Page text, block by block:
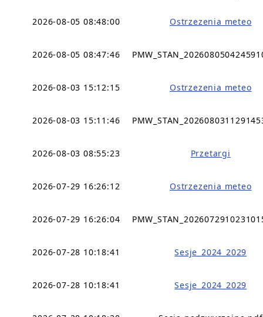
2026-08-05 08:48:00 Ostrzezenia meteo
2026-08-05 08:47:46
2026-08-03 15:12:15 Ostrzezenia meteo
2026-08-03 15:11:46
2026-08-03 08:55:23 Przetargi
2026-07-29 16:26:12 Ostrzezenia meteo
2026-07-29 16:26:04
2026-07-28 10:18:41 Sesje_2024_2029
2026-07-28 10:18:41 Sesje_2024_2029